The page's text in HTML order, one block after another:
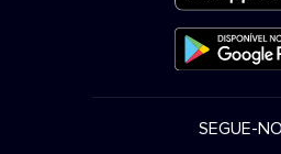
SEGUE-